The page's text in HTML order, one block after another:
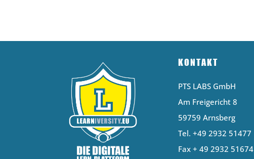
KONTAKT
PTS LABS GmbH
Am Freigericht 8
59759 Arnsberg
Tel. +49 2932 51477
Fax + 49 2932 51674